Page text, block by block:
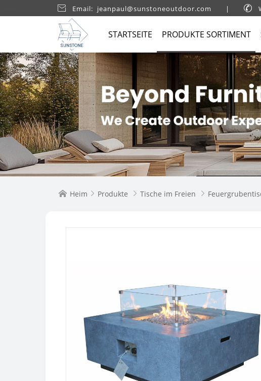
 Email: jeanpaul@sunstoneoutdoor.com | 
STARTSEITE PRODUKTE SORTIMENT
 Heim  Produkte  Tische im Freien 